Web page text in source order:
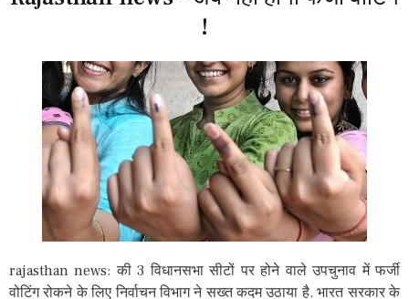
!
rajasthan news: की 3 विधानसभा सीटों पर होने वाले उपचुनाव में फर्जी
वोटिंग रोकने के लिए निर्वाचन विभाग ने सख्त कदम उठाया है. भारत सरकार के